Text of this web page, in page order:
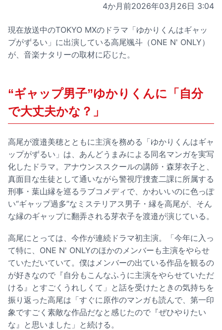
4か月前2026年03月26日 3:04
現在放送中のTOKYO MXのドラマ「ゆかりくんはギャッ
プがずるい」に出演している高尾颯斗（ONE N' ONLY）
が、音楽ナタリーの取材に応じた。
“ギャップ男子”ゆかりくんに「自分
で大丈夫かな？」
高尾が渡邉美穂とともに主演を務める「ゆかりくんはギャ
ップがずるい」は、あんどうまみによる同名マンガを実写
化したドラマ。アナウンススクールの講師・森芽衣子と、
真面目な生徒として通いながら警視庁捜査二課に所属する
刑事・葉山縁を巡るラブコメディで、かわいいのに色っぽ
い“ギャップ過多”なミステリアス男子・縁を高尾が、そん
な縁のギャップに翻弄される芽衣子を渡邉が演じている。
高尾にとっては、今作が連続ドラマ初主演。「今年に入っ
て特に、ONE N' ONLYのほかのメンバーも主演をやらせ
ていただいていて。僕はメンバーの出ている作品を観るの
が好きなので『自分もこんなふうに主演をやらせていただ
ける』とすごくうれしくて」と話を受けたときの気持ちを
振り返った高尾は「すぐに原作のマンガも読んで、第一印
象ですごく素敵な作品だなと感じたので『ぜひやりたい
な』と思いました」と続ける。